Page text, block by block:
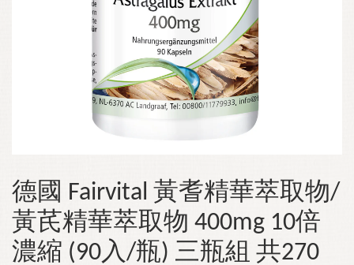
德國 Fairvital 黃耆精華萃取物/
黃芪精華萃取物 400mg 10倍
濃縮 (90入/瓶) 三瓶組 共270